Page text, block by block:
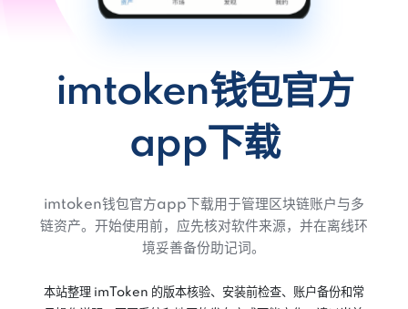
imtoken钱包官方
app下载
imtoken钱包官方app下载用于管理区块链账户与多
链资产。开始使用前，应先核对软件来源，并在离线环
境妥善备份助记词。
本站整理 imToken 的版本核验、安装前检查、账户备份和常